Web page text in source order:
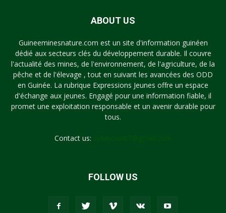
ABOUT US
Guineeminesnature.com est un site d'information guinéen
dédié aux secteurs clés du développement durable. Il couvre
l'actualité des mines, de l'environnement, de l'agriculture, de la
pêche et de l'élevage , tout en suivant les avancées des ODD
en Guinée. La rubrique Expressions Jeunes offre un espace
d'échange aux jeunes. Engagé pour une information fiable, il
promet une exploitation responsable et un avenir durable pour
tous.
Contact us:
FOLLOW US